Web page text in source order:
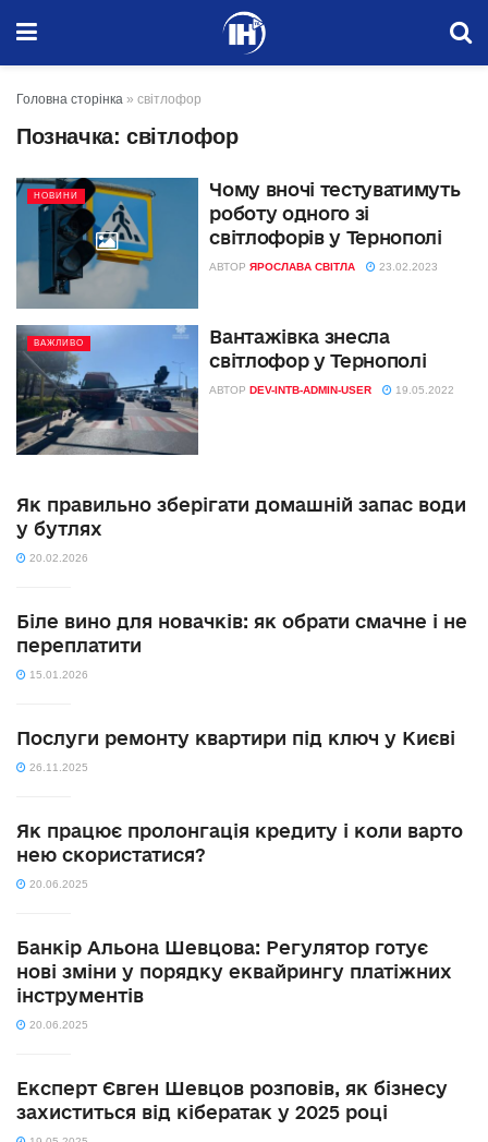
Головна сторінка » світлофор
Позначка: світлофор
НОВИНИ
Чому вночі тестуватимуть
роботу одного зі
світлофорів у Тернополі
АВТОР ЯРОСЛАВА СВІТЛА 23.02.2023
ВАЖЛИВО
Вантажівка знесла
світлофор у Тернополі
АВТОР DEV-INTB-ADMIN-USER 19.05.2022
Як правильно зберігати домашній запас води
у бутлях
20.02.2026
Біле вино для новачків: як обрати смачне і не
переплатити
15.01.2026
Послуги ремонту квартири під ключ у Києві
26.11.2025
Як працює пролонгація кредиту і коли варто
нею скористатися?
20.06.2025
Банкір Альона Шевцова: Регулятор готує
нові зміни у порядку еквайрингу платіжних
інструментів
20.06.2025
Експерт Євген Шевцов розповів, як бізнесу
захиститься від кібератак у 2025 році